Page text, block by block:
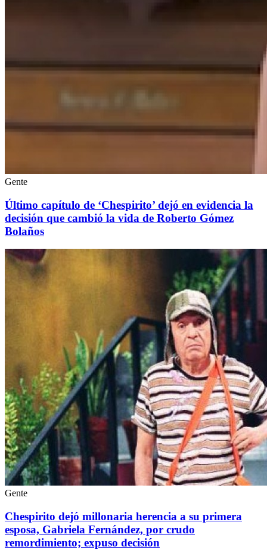
Gente
Último capítulo de ‘Chespirito’ dejó en evidencia la
decisión que cambió la vida de Roberto Gómez
Bolaños
Gente
Chespirito dejó millonaria herencia a su primera
esposa, Gabriela Fernández, por crudo
remordimiento; expuso decisión